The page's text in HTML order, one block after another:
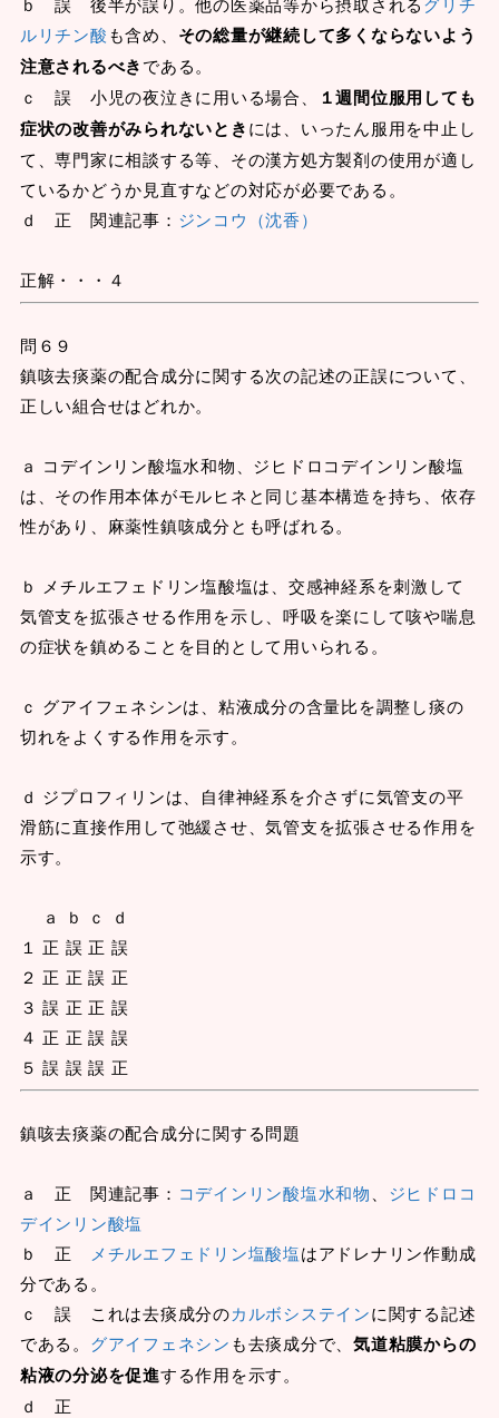
ルリチン酸も含め、 その総量が継続して多くならないよう
注意されるべきである。
ｃ 誤 小児の夜泣きに用いる場合、
１週間位服用しても
症状の改善がみられないときには、いったん服用を中止し
て、専門家に相談する等、その漢方処方製剤の使用が適し
ているかどうか見直すなどの対応が必要である。
ｄ 正 関連記事： ジンコウ（沈香）
正解・・・４
問６９
鎮咳去痰薬の配合成分に関する次の記述の正誤について、
正しい組合せはどれか。
ａ コデインリン酸塩水和物、ジヒドロコデインリン酸塩
は、その作用本体がモルヒネと同じ基本構造を持ち、依存
性があり、麻薬性鎮咳成分とも呼ばれる。
ｂ メチルエフェドリン塩酸塩は、交感神経系を刺激して
気管支を拡張させる作用を示し、呼吸を楽にして咳や喘息
の症状を鎮めることを目的として用いられる。
ｃ グアイフェネシンは、粘液成分の含量比を調整し痰の
切れをよくする作用を示す。
ｄ ジプロフィリンは、自律神経系を介さずに気管支の平
滑筋に直接作用して弛緩させ、気管支を拡張させる作用を
示す。
ａ ｂ ｃ ｄ
１ 正 誤 正 誤
２ 正 正 誤 正
３ 誤 正 正 誤
４ 正 正 誤 誤
５ 誤 誤 誤 正
鎮咳去痰薬の配合成分に関する問題
ａ 正 関連記事： コデインリン酸塩水和物
ジヒドロコ
デインリン酸塩
ｂ 正
メチルエフェドリン塩酸塩はアドレナリン作動成
分である。
ｃ 誤 これは去痰成分のカルボシステインに関する記述
である。 グアイフェネシンも去痰成分で、気道粘膜からの
粘液の分泌を促進する作用を示す。
ｄ 正